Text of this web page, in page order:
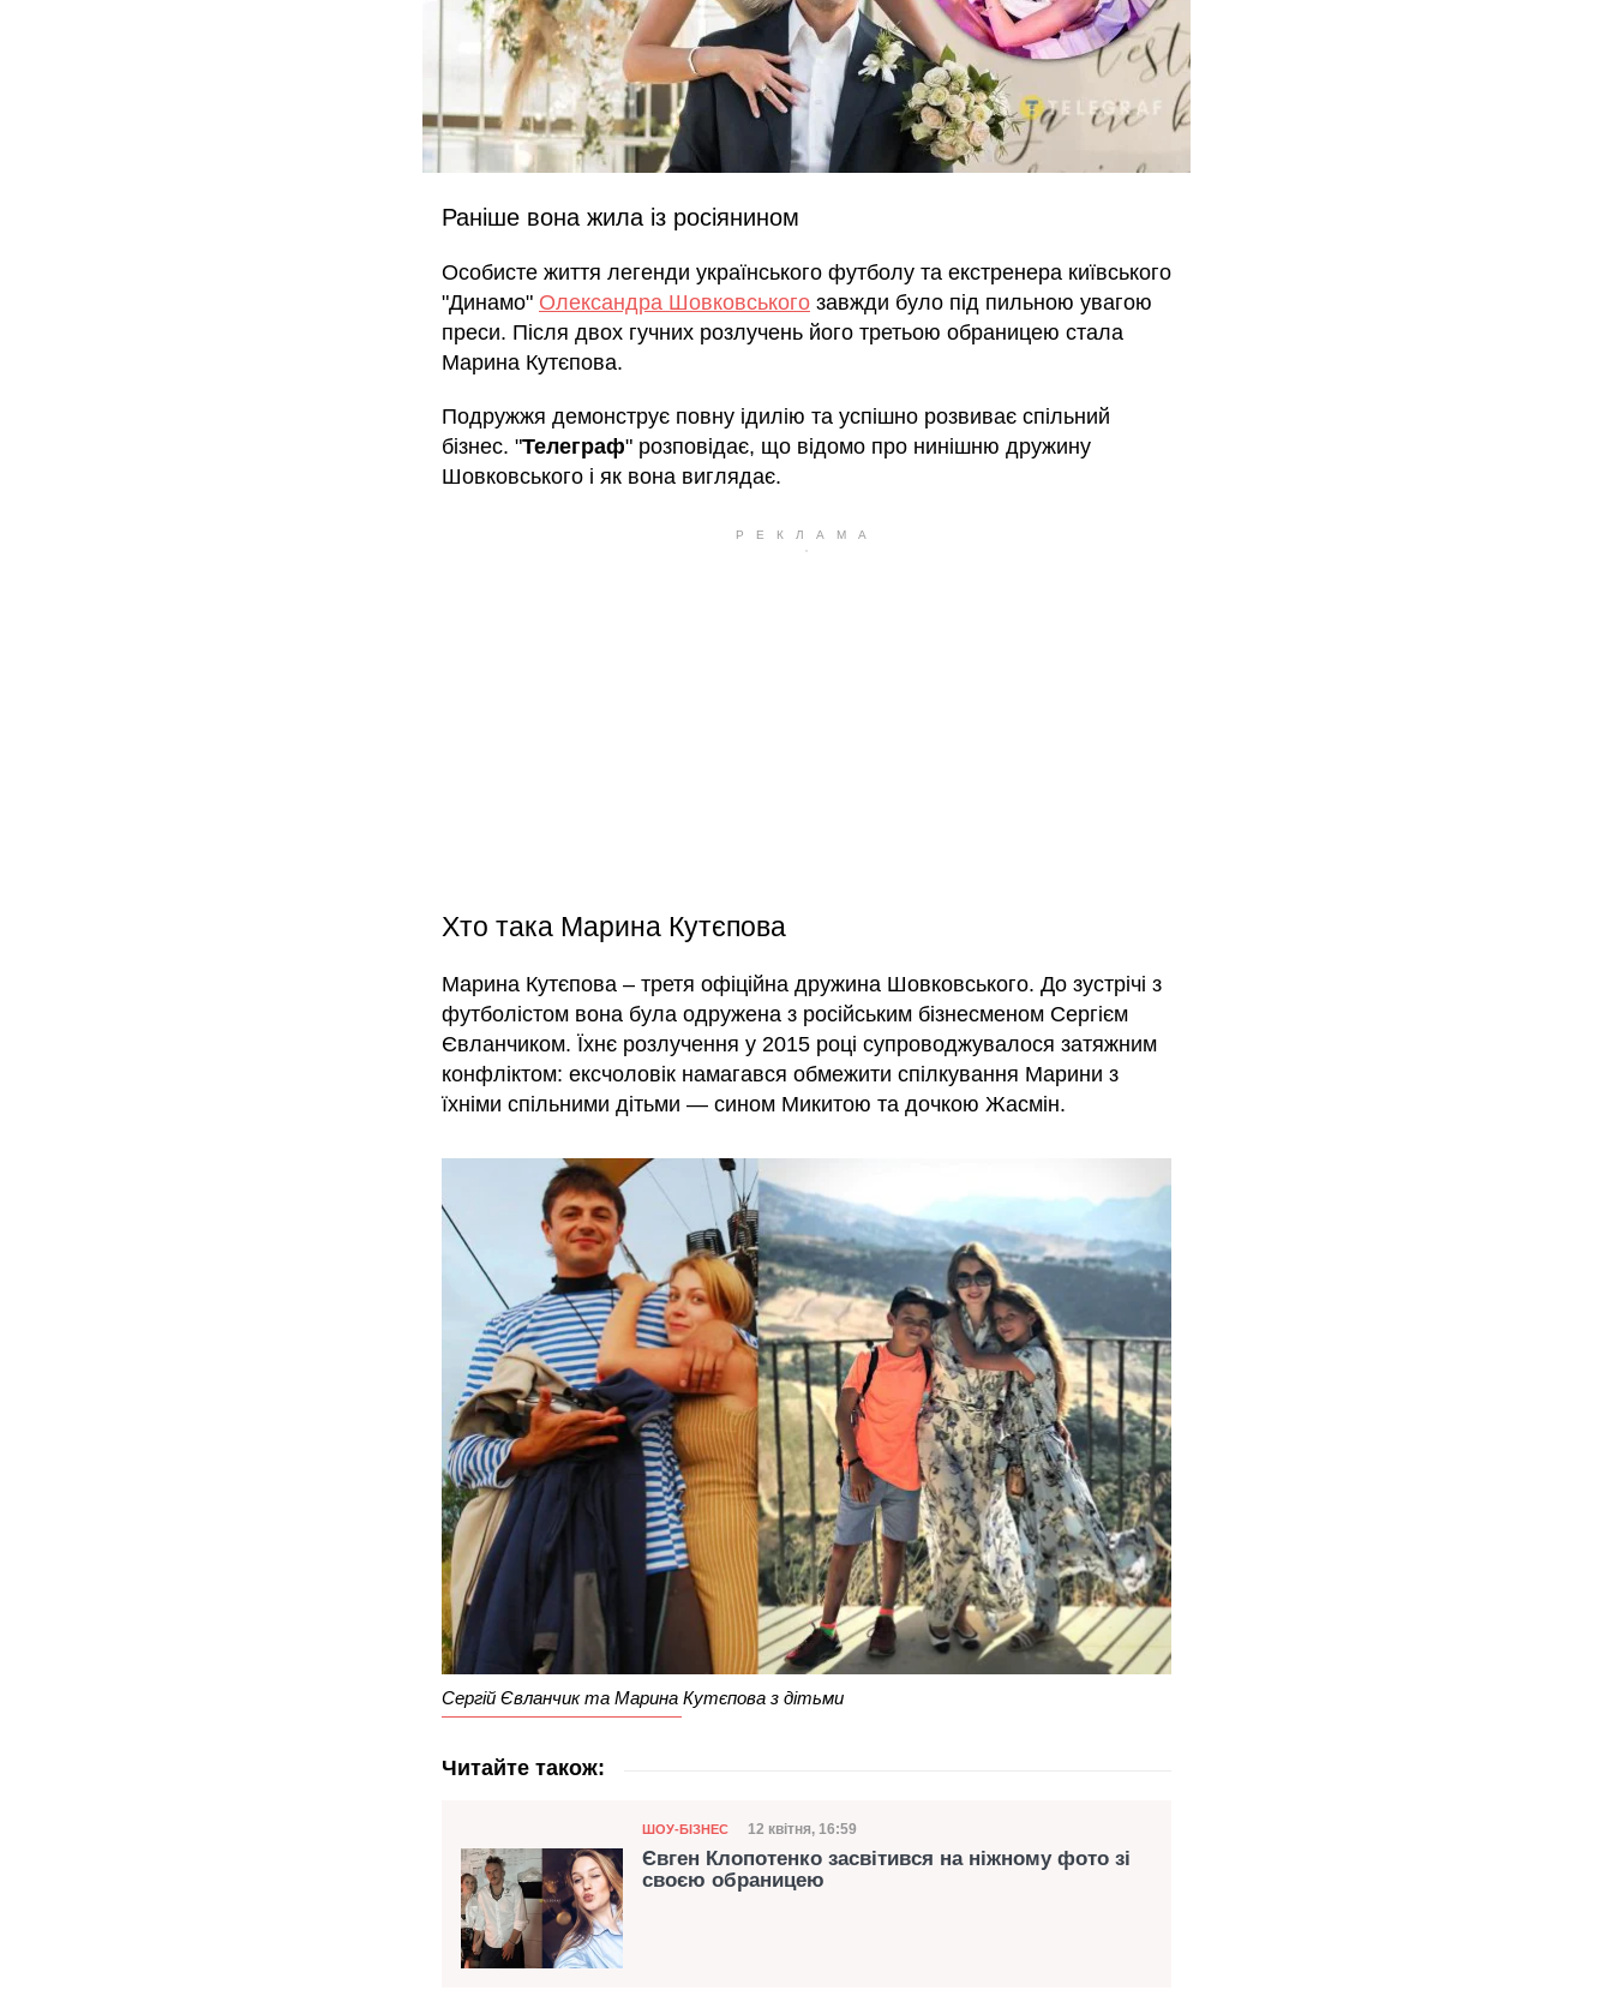
Раніше вона жила із росіянином
Особисте життя легенди українського футболу та екстренера київського
"Динамо" Олександра Шовковського завжди було під пильною увагою
преси. Після двох гучних розлучень його третьою обраницею стала
Марина Кутєпова.
Подружжя демонструє повну ідилію та успішно розвиває спільний
бізнес. "Телеграф" розповідає, що відомо про нинішню дружину
Шовковського і як вона виглядає.
Хто така Марина Кутєпова
Марина Кутєпова – третя офіційна дружина Шовковського. До зустрічі з
футболістом вона була одружена з російським бізнесменом Сергієм
Євланчиком. Їхнє розлучення у 2015 році супроводжувалося затяжним
конфліктом: ексчоловік намагався обмежити спілкування Марини з
їхніми спільними дітьми — сином Микитою та дочкою Жасмін.
Сергій Євланчик та Марина Кутєпова з дітьми
Читайте також:
Категорія
ШОУ-БІЗНЕС Дата публікації
12 квітня, 16:59
Євген Клопотенко засвітився на ніжному фото зі
своєю обраницею